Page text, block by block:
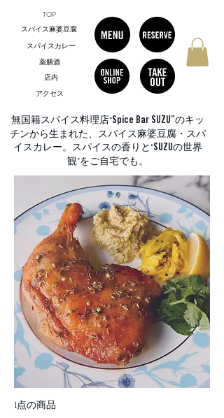
スパイスカレー
スパイス麻婆豆腐
薬膳酒
店内
アクセス
TOP
ホーム スパイス料理
1点の商品
無国籍スパイス料理店“Spice Bar SUZU”のキッ
チンから生まれた、スパイス麻婆豆腐・スパ
イスカレー。スパイスの香りと“SUZUの世界
観”をご自宅でも。